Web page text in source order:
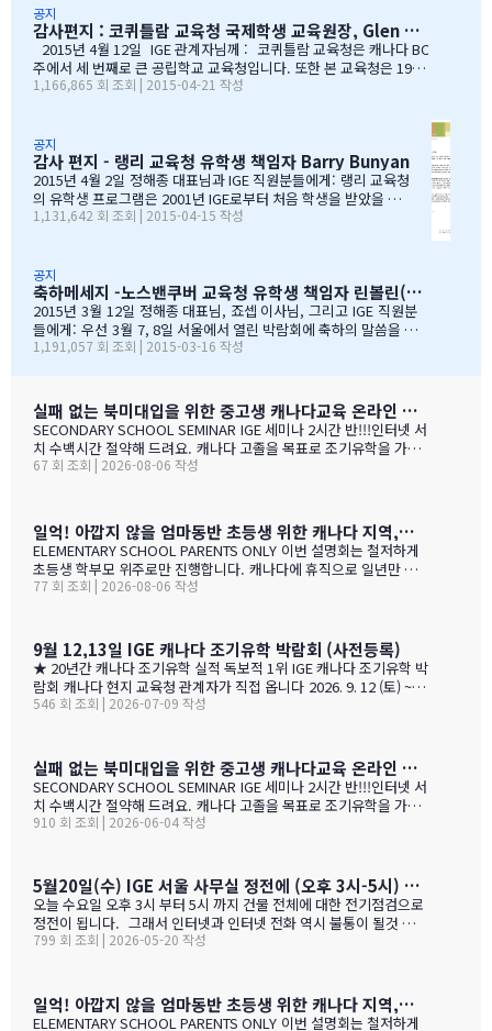
나조카처럼 야단도치시고 때로는 버릇없이 한 행동들에도너
그러이 이해해주신 조셉이사님,아이들의 구멍난 빈 자리를
말없이…
수 있도록 많은 도움을 주었습니다. 특별히 정해종 대표님을 비
롯한 많은 I.G.E의 직원 여러분께서 종합적인 오리엔테이션과
정착서비스, 방과후 프로그램, 홈스테이 프로그램을 비롯한 다
양한 서비스를 제공해 주시는 등 물심양면의 지원을 해주셨습
니다. 이 같은 집중적 학습관리와 준비 프로그램, 그리고 지속
써리로의 유학을 희망하는 국제학생들을 위해 I.G.E와 협력 관
계를 유지해나갈 수 있…
공지
감사편지 : 코퀴틀람 교육청 국제학생 교육원장, Glen Conley
2015년 4월 12일 IGE 관계자님께 : 코퀴틀람 교육청은 캐나다 BC
주에서 세 번째로 큰 공립학교 교육청입니다. 또한 본 교육청은 1999
년부터 ‘국제학생 프로그램’을 제공해왔으며, 현재 캐나다에서 가장
때문에 이루어낼 수 있었던 것이라고 생각합니다. 코퀴틀람 교육청
이 IGE를 통해 국제학생 프로그램을 제공해 온지도 10년이 되어갑니
다. 그리고 이렇게 긴 시간 동안 많은 가족과 학생들이 캐나다에 잘
정착하여 공부할 수 있었던 데에는, 정해종 대표님을 비롯하여 모든 I
GE 직원의 헌신적인 노력이 있었음을 잘 알고 있습니다. 우리는 IGE
1,166,865 회 조회 | 2015-04-21 작성
공지
감사 편지 - 랭리 교육청 유학생 책임자 Barry Bunyan
2015년 4월 2일 정해종 대표님과 IGE 직원분들에게: 랭리 교육청
의 유학생 프로그램은 2001년 IGE로부터 처음 학생을 받았을 때
부터 IGE와 오랜 시간동안 신뢰있는 관계로 좋은 시간을 보내왔습
람회에 참가하길 고대합니다. IGE 직원들은 조직 기술과 정보의
상세함, 그리고 테이블에 앉아 학부모님들과 소통할 때 IGE 통역
사 분들의 친절함과 지지적인 태도는 저에게 지속적으로 깊은 인
상을 줍니다. 랭리는 한국인 가족들이 해외 유학지로 고려할 핵심
유학 지역이 되었습니다. 우리는 서울에 다른 유학원들과도 파트
리의 학교들로 즐겁게 맞이할 수 있었습니다. IGE 직원분들과 함
께 협력하여 일하는 과정을 통해 우리는 한국 사…
1,131,642 회 조회 | 2015-04-15 작성
공지
축하메세지 -노스밴쿠버 교육청 유학생 책임자 린볼린(Lynne Bolen) 편지
2015년 3월 12일 정해종 대표님, 죠셉 이사님, 그리고 IGE 직원분
들에게: 우선 3월 7, 8일 서울에서 열린 박람회에 축하의 말씀을 전
합니다. 이 틀간의 박람회를 개최하는 동안 많은 관심을 보여준 한국
박람회에 참가한 모든 교육청들에게도 이와 같은 좋은 일이 있기를
바랍니다. 과거에 박람회 때마다 통역관을 배치해 주신 것에 대해 감
사 드립니다. 특히 이번 주말 동안 세 명의 훌륭한 통역관과 일할 수
있게 기회를 주셔서 고맙습니다. 세 분 모두 노스밴쿠버에 대해 자세
히 알고 있었으며, 미국이나 캐나다에서 직접 겪은 해외경험들을 나
1,191,057 회 조회 | 2015-03-16 작성
실패 없는 북미대입을 위한 중고생 캐나다교육 온라인 ZOOM 설명회 8월 27일(목)
SECONDARY SCHOOL SEMINAR IGE 세미나 2시간 반!!!인터넷 서
치 수백시간 절약해 드려요. 캐나다 고졸을 목표로 조기유학을 가지
는 않죠. 어떤 경우에도 중요한 것은 대학!!! 20년간 캐나다 조기유학
도 참가 가능합니다. 한국과 캐나다 부모님들의 궁금증과 고민을 같
이 공유할 수 있습니다. …
67 회 조회 | 2026-08-06 작성
일억! 아깝지 않을 엄마동반 초등생 위한 캐나다 지역,학교 선택 설명회 8월25(화)
ELEMENTARY SCHOOL PARENTS ONLY 이번 설명회는 철저하게
초등생 학부모 위주로만 진행합니다. 캐나다에 휴직으로 일년만 가
야 하는 가족, 초등생 영어교육 · 북미체험 · 가족 휴식을 위해 캐나
~ 9시 …
77 회 조회 | 2026-08-06 작성
9월 12,13일 IGE 캐나다 조기유학 박람회 (사전등록)
★ 20년간 캐나다 조기유학 실적 독보적 1위 IGE 캐나다 조기유학 박
람회 캐나다 현지 교육청 관계자가 직접 옵니다 2026. 9. 12 (토) ~ 9.
13 (일) 오전 11시 ~ 오후 5시 · 사전등록 필수 일시 2026년 9월 12
신청서에서 바로 신청하세요 사전등록 혜택 미리 신청하면 이런 혜택
이 있습니다 혜택 1 신청비 전액 면제 학생당 약 CAD $200~300 수
속 신청비 면제 혜택 2 인기 공립학교 우선 배정 …
546 회 조회 | 2026-07-09 작성
실패 없는 북미대입을 위한 중고생 캐나다교육 온라인 ZOOM 설명회 6월 16일(화)
SECONDARY SCHOOL SEMINAR IGE 세미나 2시간 반!!!인터넷 서
치 수백시간 절약해 드려요. 캐나다 고졸을 목표로 조기유학을 가지
는 않죠. 어떤 경우에도 중요한 것은 대학!!! 20년간 캐나다 조기유학
도 참가 가능합니다. 한국과 캐나다 부모님들의 궁금증과 고민을 같
이 공유할 수 있습니다. …
910 회 조회 | 2026-06-04 작성
5월20일(수) IGE 서울 사무실 정전에 (오후 3시-5시) 따른 상담 업무 불가 안내
오늘 수요일 오후 3시 부터 5시 까지 건물 전체에 대한 전기점검으로
정전이 됩니다. 그래서 인터넷과 인터넷 전화 역시 불통이 될것 입니
다. PC로 사용 하는 카카오톡 역시 불통이 될것 입니다. 전화,카카오
내드리겟습니다.
799 회 조회 | 2026-05-20 작성
일억! 아깝지 않을 엄마동반 초등생 위한 캐나다 지역,학교 선택 설명회 5월28(목)
ELEMENTARY SCHOOL PARENTS ONLY 이번 설명회는 철저하게